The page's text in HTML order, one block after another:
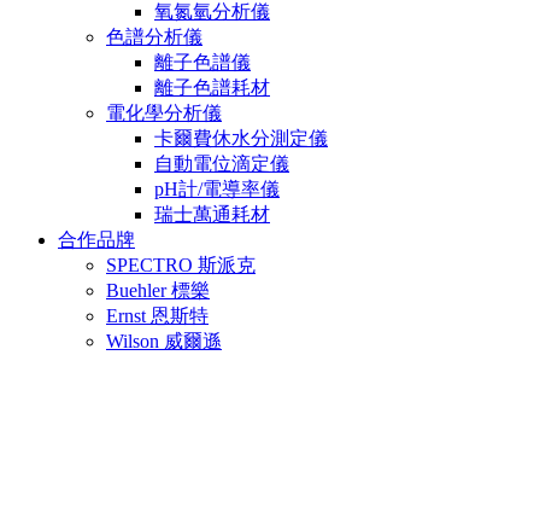
氧氮氫分析儀
色譜分析儀
離子色譜儀
離子色譜耗材
電化學分析儀
卡爾費休水分測定儀
自動電位滴定儀
pH計/電導率儀
瑞士萬通耗材
合作品牌
SPECTRO 斯派克
Buehler 標樂
Ernst 恩斯特
Wilson 威爾遜